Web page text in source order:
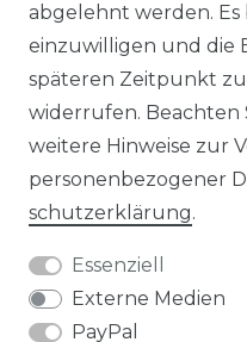
Unsere
Wir
abgelehnt werden. Es
einzuwilligen und die
späteren Zeitpunkt
widerrufen. Beachten
weitere Hinweise zur
personenbezogener
schutz­erklärung.
Essenziell
Externe Medien
PayPal